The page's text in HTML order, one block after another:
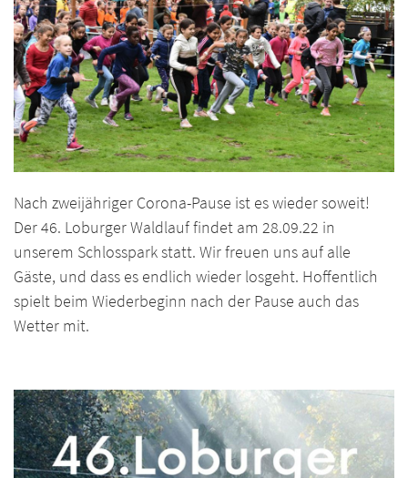
Nach zweijähriger Corona-Pause ist es wieder soweit!
Der 46. Loburger Waldlauf findet am 28.09.22 in
unserem Schlosspark statt. Wir freuen uns auf alle
Gäste, und dass es endlich wieder losgeht. Hoffentlich
spielt beim Wiederbeginn nach der Pause auch das
Wetter mit.